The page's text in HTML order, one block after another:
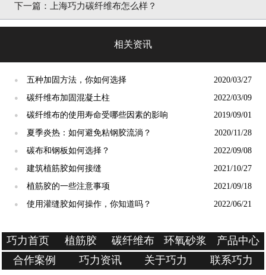
下一篇： 上海巧力碳纤维布怎么样？
相关资讯
● 五种加固方法，你如何选择 2020/03/27
● 碳纤维布加固混凝土柱 2022/03/09
● 碳纤维布的使用寿命受哪些因素的影响 2019/09/01
● 夏季炎热：如何避免粘钢胶流淌？ 2020/11/28
● 碳布和钢板如何选择？ 2022/09/08
● 建筑植筋胶如何接缝 2021/10/27
● 植筋胶的一些注意事项 2021/09/18
● 使用灌缝胶如何操作，你知道吗？ 2022/06/21
巧力首页 植筋胶 碳纤维布 环氧砂浆
产品中心
合作案例
巧力资讯 关于巧力 联系巧力